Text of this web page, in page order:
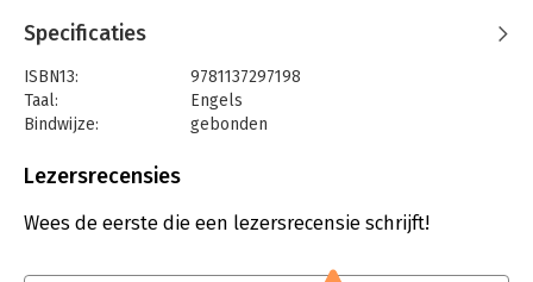
Specificaties
ISBN13:
9781137297198
Taal:
Engels
Bindwijze:
gebonden
Druk:
Lezersrecensies
Wees de eerste die een lezersrecensie schrijft!